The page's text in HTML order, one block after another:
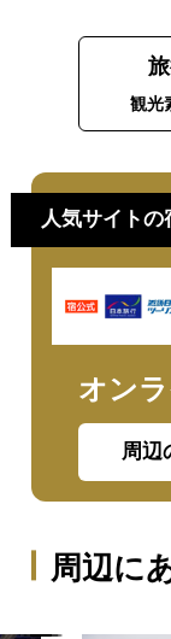
観光
人気サイトの
オン
周辺
周辺に